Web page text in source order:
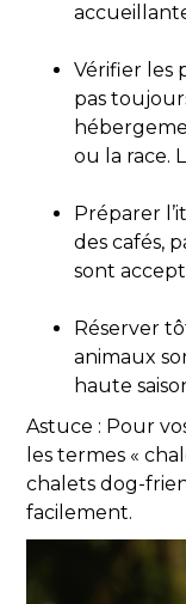
Vérifier les
pas
ou la race.
Préparer
des cafés,
sont
Réserver
animaux
haute
Astuce : Pour
les termes «
chalets dog-
facilement.